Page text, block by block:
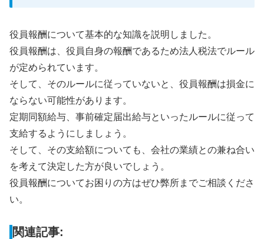
役員報酬について基本的な知識を説明しました。
役員報酬は、役員自身の報酬であるため法人税法でルール
が定められています。
そして、そのルールに従っていないと、役員報酬は損金に
ならない可能性があります。
定期同額給与、事前確定届出給与といったルールに従って
支給するようにしましょう。
そして、その支給額についても、会社の業績との兼ね合い
を考えて決定した方が良いでしょう。
役員報酬についてお困りの方はぜひ弊所までご相談くださ
い。
関連記事: